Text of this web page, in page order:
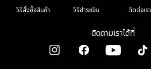
วิธีสั่งซื้อสินค้า วิธีชำระเงิน ติดต่อเรา
ติดตามเราได้ที่